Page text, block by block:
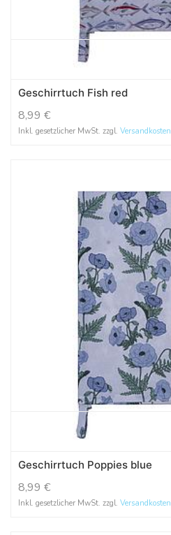
Geschirrtuch Fish red
8,99 €
Inkl. gesetzlicher MwSt. zzgl. Versandkosten
Geschirrtuch Poppies blue
8,99 €
Inkl. gesetzlicher MwSt. zzgl. Versandkosten